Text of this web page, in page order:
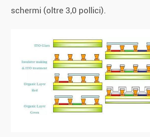
schermi (oltre 3,0 pollici).